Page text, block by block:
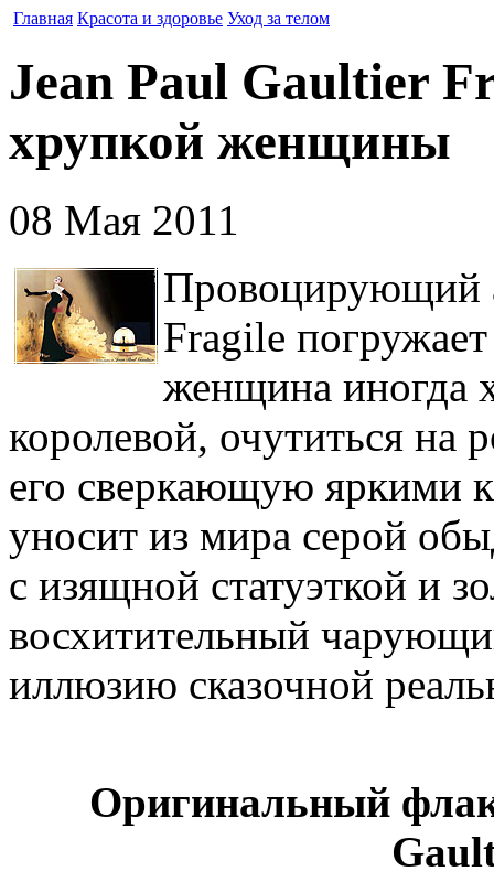
Главная Красота и здоровье Уход за телом
Jean Paul Gaultier
хрупкой женщины
08 Мая 2011
Провоцирующий
Fragile
женщина иногда
королевой, очутиться на
его сверкающую яркими
уносит из мира серой
с изящной статуэткой и
восхитительный
иллюзию сказочной
Оригинальный